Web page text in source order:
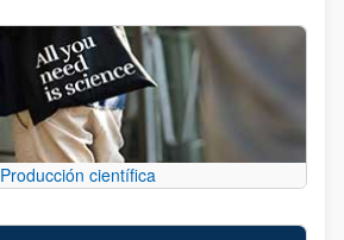
Producción científica